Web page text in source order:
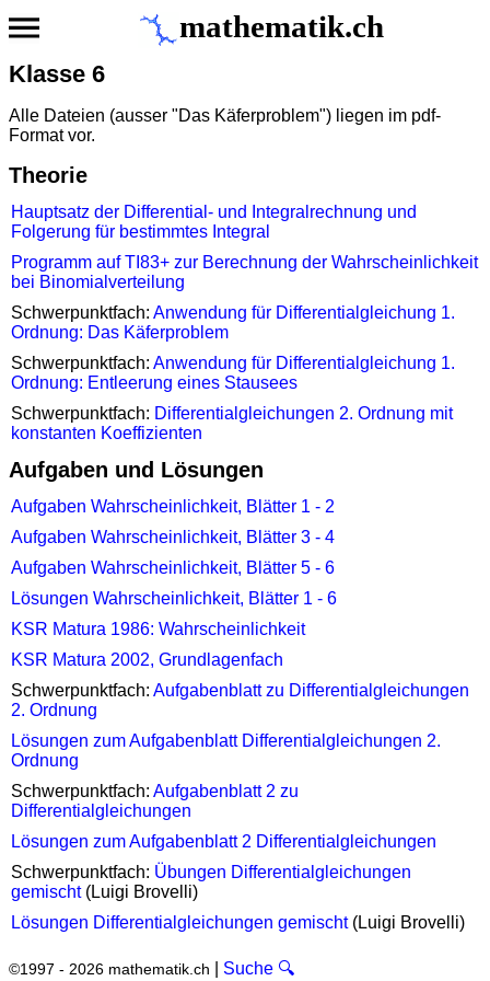
mathematik.ch
Klasse 6
Alle Dateien (ausser "Das Käferproblem") liegen im pdf-
Format vor.
Theorie
Hauptsatz der Differential- und Integralrechnung und
Folgerung für bestimmtes Integral
Programm auf TI83+ zur Berechnung der Wahrscheinlichkeit
bei Binomialverteilung
Schwerpunktfach: Anwendung für Differentialgleichung 1.
Ordnung: Das Käferproblem
Schwerpunktfach: Anwendung für Differentialgleichung 1.
Ordnung: Entleerung eines Stausees
Schwerpunktfach: Differentialgleichungen 2. Ordnung mit
konstanten Koeffizienten
Aufgaben und Lösungen
Aufgaben Wahrscheinlichkeit, Blätter 1 - 2
Aufgaben Wahrscheinlichkeit, Blätter 3 - 4
Aufgaben Wahrscheinlichkeit, Blätter 5 - 6
Lösungen Wahrscheinlichkeit, Blätter 1 - 6
KSR Matura 1986: Wahrscheinlichkeit
KSR Matura 2002, Grundlagenfach
Schwerpunktfach: Aufgabenblatt zu Differentialgleichungen
2. Ordnung
Lösungen zum Aufgabenblatt Differentialgleichungen 2.
Ordnung
Schwerpunktfach: Aufgabenblatt 2 zu
Differentialgleichungen
Lösungen zum Aufgabenblatt 2 Differentialgleichungen
Schwerpunktfach: Übungen Differentialgleichungen
gemischt(Luigi Brovelli)
Lösungen Differentialgleichungen gemischt(Luigi Brovelli)
©1997 - 2026 mathematik.ch Suche 🔍